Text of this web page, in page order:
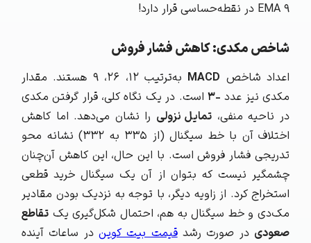
EMA ۹ در نقطه‌حساسی قرار دارد!
شاخص مکدی: کاهش فشار فروش
اعداد شاخص MACD
به‌ترتیب ۱۲، ۲۶، ۹ هستند. مقدار
مکدی نیز عدد -۳
است. در یک نگاه کلی، قرار گرفتن مکدی
در ناحیه منفی، تمایل نزولی را نشان می‌دهد. اما کاهش
اختلاف آن با خط سیگنال (از ۳۳۵ به ۳۳۲) نشانه محو
تدریجی فشار فروش است. با این حال، این کاهش آن‌چنان
چشمگیر نیست که بتوان از آن یک سیگنال خرید قطعی
استخراج کرد. از زاویه دیگر، با توجه به نزدیک بودن مقادیر
مک‌دی و خط سیگنال به هم، احتمال شکل‌گیری یک تقاطع
صعودی در صورت رشدقیمت بیت کوین در ساعات آینده